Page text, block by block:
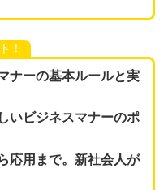
！
ナーの基本ルールと実
いビジネスマナーのポ
応用まで。新社会人が